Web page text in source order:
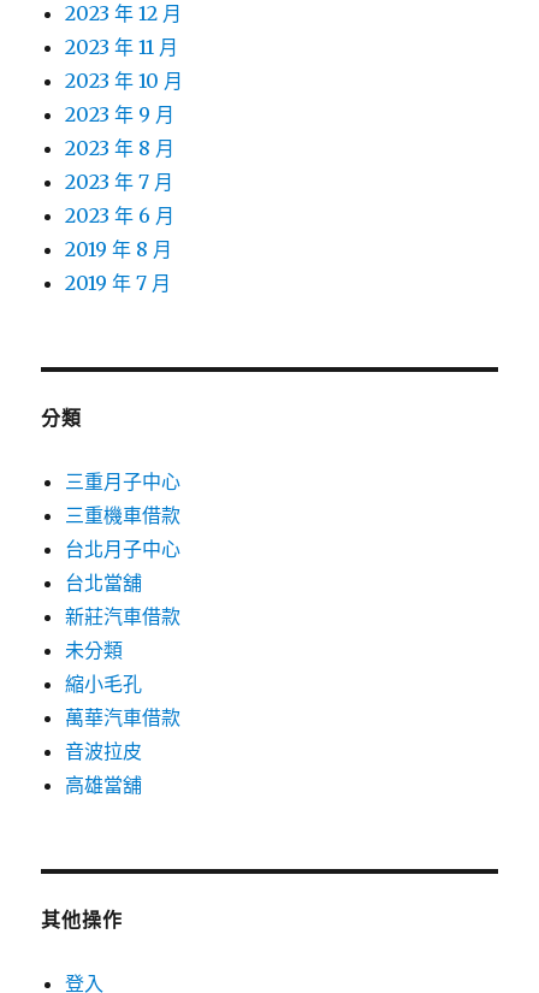
2023 年 12 月
2023 年 11 月
2023 年 10 月
2023 年 9 月
2023 年 8 月
2023 年 7 月
2023 年 6 月
2019 年 8 月
2019 年 7 月
分類
三重月子中心
三重機車借款
台北月子中心
台北當舖
新莊汽車借款
未分類
縮小毛孔
萬華汽車借款
音波拉皮
高雄當舖
其他操作
登入